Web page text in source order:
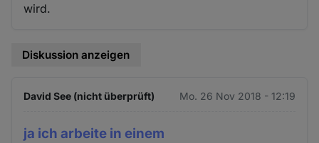
wird.
Diskussion anzeigen
David See (nicht überprüft) Mo. 26 Nov 2018 - 12:19
ja ich arbeite in einem